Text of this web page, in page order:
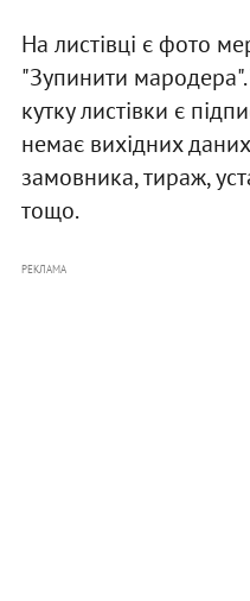
На листівці є фото
"Зупинити
кутку листівки є
немає вихідних
замовника, тираж,
тощо.
РЕКЛАМА